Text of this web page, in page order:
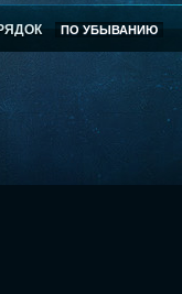
ПО УБЫВАНИЮ